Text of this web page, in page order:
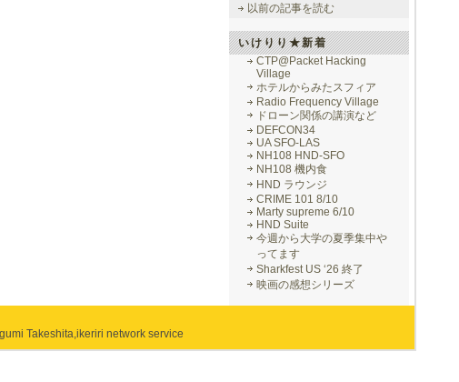
以前の記事を読む
いけりり★新着
CTP@Packet Hacking
Village
ホテルからみたスフィア
Radio Frequency Village
ドローン関係の講演など
DEFCON34
UA SFO-LAS
NH108 HND-SFO
NH108 機内食
HND ラウンジ
CRIME 101 8/10
Marty supreme 6/10
HND Suite
今週から大学の夏季集中や
ってます
Sharkfest US ‘26 終了
映画の感想シリーズ
Takeshita,ikeriri network service